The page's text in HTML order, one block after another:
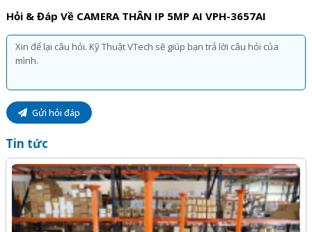
Hỏi & Đáp Về CAMERA THÂN IP 5MP AI VPH-3657AI
Gửi hỏi đáp
Tin tức